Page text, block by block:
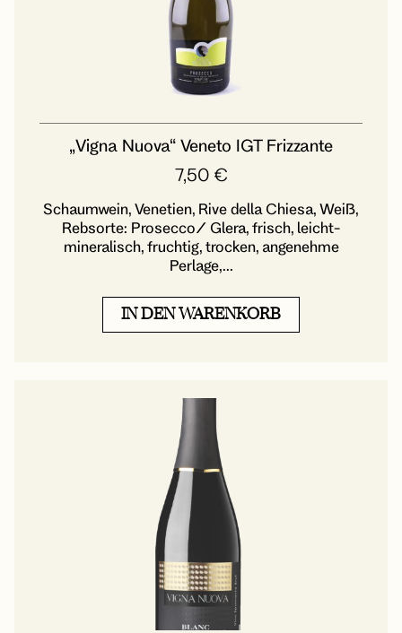
„Vigna Nuova“ Veneto IGT Frizzante
7,50 €
Schaumwein, Venetien, Rive della Chiesa, Weiß,
Rebsorte: Prosecco/ Glera, frisch, leicht-
mineralisch, fruchtig, trocken, angenehme
Perlage,...
IN DEN WARENKORB